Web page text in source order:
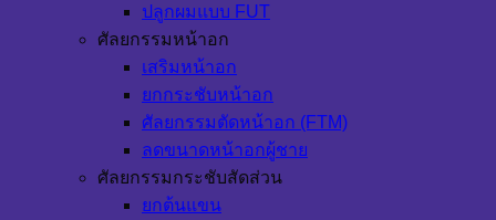
ปลูกผมแบบ FUT
ศัลยกรรมหน้าอก
เสริมหน้าอก
ยกกระชับหน้าอก
ศัลยกรรมตัดหน้าอก (FTM)
ลดขนาดหน้าอกผู้ชาย
ศัลยกรรมกระชับสัดส่วน
ยกต้นแขน